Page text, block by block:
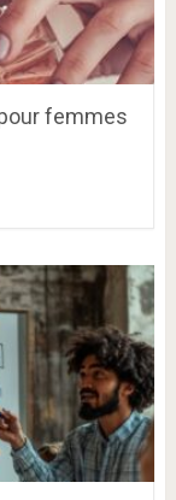
femmes